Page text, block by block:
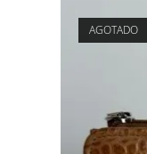
AGOTADO